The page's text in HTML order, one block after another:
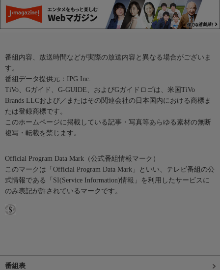
番組内容、放送時間などが実際の放送内容と異なる場合がございま
す。
番組データ提供元：IPG Inc.
TiVo、Gガイド、G-GUIDE、およびGガイドロゴは、米国TiVo
Brands LLCおよび／またはその関連会社の日本国内における商標ま
たは登録商標です。
このホームページに掲載している記事・写真等あらゆる素材の無断
複写・転載を禁じます。
Official Program Data Mark（公式番組情報マーク）
このマークは「Official Program Data Mark」といい、テレビ番組の公
式情報である「SI(Service Information)情報」を利用したサービスに
のみ表記が許されているマークです。
番組表